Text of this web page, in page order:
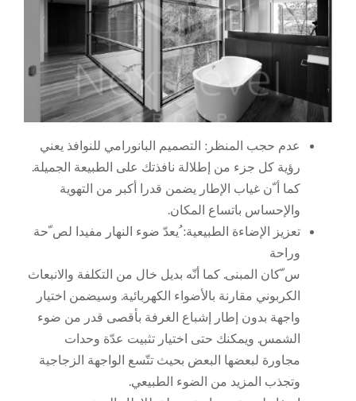
عدم حجب المنظر: التصميم البانورامي للنوافذ يعني
رؤية كل جزء من إطلالة نافذتك على الطبيعة الجميلة.
كما أ ّن غياب الإطار يضمن قدرا أكبر من التهوية
والإحساس باتساع المكان.
تعزيز الإضاءة الطبيعية: ُيعدّ ضوء النهار مفيدا لص ّحة
وراحة
س ّكان المبنى. كما أنّه بديل خال من التكلفة والانبعاث
الكربوني مقارنة بالأضواء الكهربائية. وسيضمن اختيار
واجهة بدون إطار إشباع الغرفة بأقصى قدر من ضوء
الشمس. ويمكنك حتى اختيار تثبيت عدّة وحدات
مجاورة لبعضها البعض بحيث تتّسع الواجهة الزجاجية
وتجذب المزيد من الضوء الطبيعي.